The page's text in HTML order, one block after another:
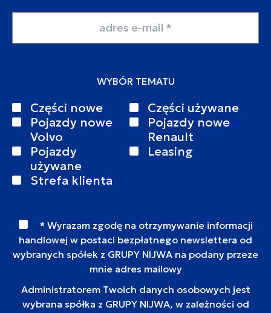
WYBÓR TEMATU
Części nowe
Części używane
Pojazdy nowe
Volvo
Pojazdy nowe
Renault
Pojazdy
używane
Leasing
Strefa klienta
* Wyrazam zgodę na otrzymywanie informacji
handlowej w postaci bezpłatnego newslettera od
wybranych spółek z GRUPY NIJWA na podany przeze
mnie adres mailowy
Administratorem Twoich danych osobowych jest
wybrana spółka z GRUPY NIJWA, w zależności od